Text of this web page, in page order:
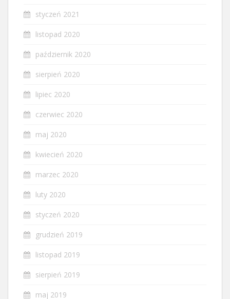
styczeń 2021
listopad 2020
październik 2020
sierpień 2020
lipiec 2020
czerwiec 2020
maj 2020
kwiecień 2020
marzec 2020
luty 2020
styczeń 2020
grudzień 2019
listopad 2019
sierpień 2019
maj 2019